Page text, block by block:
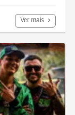
Ver mais